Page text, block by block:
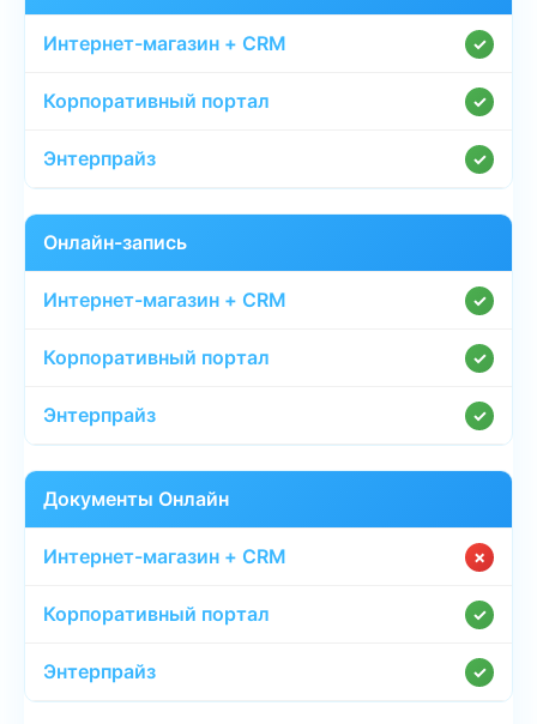
✓
✓
✓
Онлайн-запись
✓
✓
✓
Документы Онлайн
✗
✓
✓